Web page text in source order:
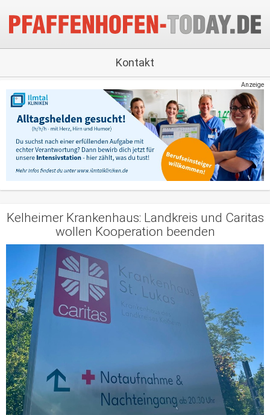
Kontakt
Anzeige
Kelheimer Krankenhaus: Landkreis und Caritas
wollen Kooperation beenden